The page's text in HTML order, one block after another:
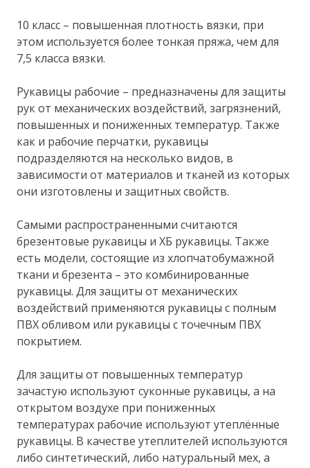
10 класс – повышенная плотность вязки, при
этом используется более тонкая пряжа, чем для
7,5 класса вязки.
Рукавицы рабочие – предназначены для защиты
рук от механических воздействий, загрязнений,
повышенных и пониженных температур. Также
как и рабочие перчатки, рукавицы
подразделяются на несколько видов, в
зависимости от материалов и тканей из которых
они изготовлены и защитных свойств.
Самыми распространенными считаются
брезентовые рукавицы и ХБ рукавицы. Также
есть модели, состоящие из хлопчатобумажной
ткани и брезента – это комбинированные
рукавицы. Для защиты от механических
воздействий применяются рукавицы с полным
ПВХ обливом или рукавицы с точечным ПВХ
покрытием.
Для защиты от повышенных температур
зачастую используют суконные рукавицы, а на
открытом воздухе при пониженных
температурах рабочие используют утеплённые
рукавицы. В качестве утеплителей используются
либо синтетический, либо натуральный мех, а